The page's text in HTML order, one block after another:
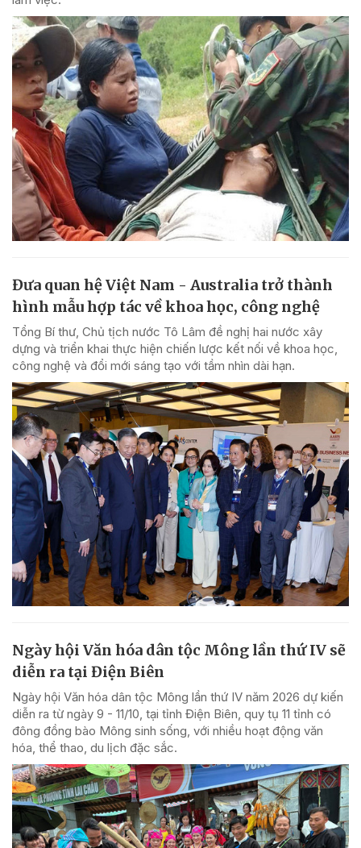
Đưa quan hệ Việt Nam - Australia trở thành
hình mẫu hợp tác về khoa học, công nghệ
Tổng Bí thư, Chủ tịch nước Tô Lâm đề nghị hai nước xây
dựng và triển khai thực hiện chiến lược kết nối về khoa học,
công nghệ và đổi mới sáng tạo với tầm nhìn dài hạn.
Ngày hội Văn hóa dân tộc Mông lần thứ IV sẽ
diễn ra tại Điện Biên
Ngày hội Văn hóa dân tộc Mông lần thứ IV năm 2026 dự kiến
diễn ra từ ngày 9 - 11/10, tại tỉnh Điện Biên, quy tụ 11 tỉnh có
đông đồng bào Mông sinh sống, với nhiều hoạt động văn
hóa, thể thao, du lịch đặc sắc.